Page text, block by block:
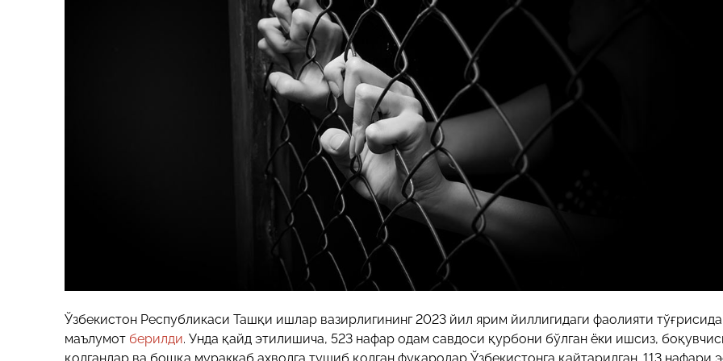
Халқ билан очиқ мулоқот —
манфаатларига хизмат қилувчи
давлат бошқарувининг муҳим
Электрон обуна: ҳуқуқий
Ўзбекистон Республикаси Ташқи ишлар вазирлигининг 2023 йил ярим йиллигидаги фаолияти тўғрисида
маълумот берилди. Унда қайд этилишича, 523 нафар одам савдоси қурбони бўлган ёки ишсиз,